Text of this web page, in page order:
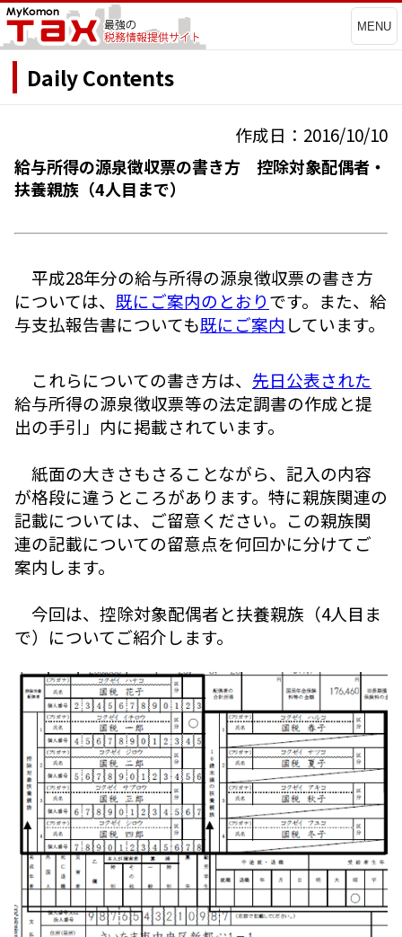
MENU
Daily Contents
作成日：2016/10/10
給与所得の源泉徴収票の書き方 控除対象配偶者・
扶養親族（4人目まで）
平成28年分の給与所得の源泉徴収票の書き方
については、 既にご案内のとおりです。また、給
与支払報告書についても既にご案内 しています。
これらについての書き方は、 先日公表された
給与所得の源泉徴収票等の法定調書の作成と提
出の手引」内に掲載されています。
紙面の大きさもさることながら、記入の内容
が格段に違うところがあります。特に親族関連の
記載については、ご留意ください。この親族関
連の記載についての留意点を何回かに分けてご
案内します。
今回は、控除対象配偶者と扶養親族（4人目ま
で）についてご紹介します。